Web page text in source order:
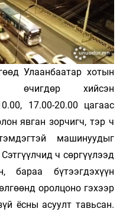
Улаанбаатар хотын
өчигдөр хийсэн
17.00-20.00 цагаас
явган зорчигч, тэр ч
машинуудыг
ч сөргүүлээд
бараа бүтээгдэхүүн
оролцоно гэхээр
ёсны асуулт тавьсан.